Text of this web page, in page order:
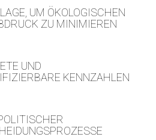
UM ÖKOLOGISCHEN
ZU MINIMIEREN
UND
KENNZAHLEN